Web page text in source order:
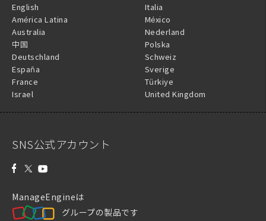
English
América Latina
Australia
中国
Deutschland
España
France
Israel
Italia
México
Nederland
Polska
Schweiz
Sverige
Türkiye
United Kingdom
SNS公式アカウント
ManageEngineは
グループの製品です